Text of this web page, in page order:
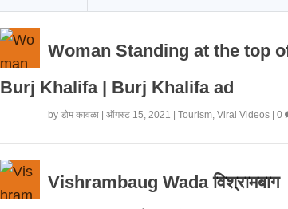
Woman Standing at the top
Burj Khalifa | Burj Khalifa ad
by डोम कावळा| ऑगस्ट 15, 2021 Tourism, Viral Videos| 0
Vishrambaug Wada विश्रामबाग